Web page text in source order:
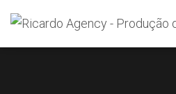
for: